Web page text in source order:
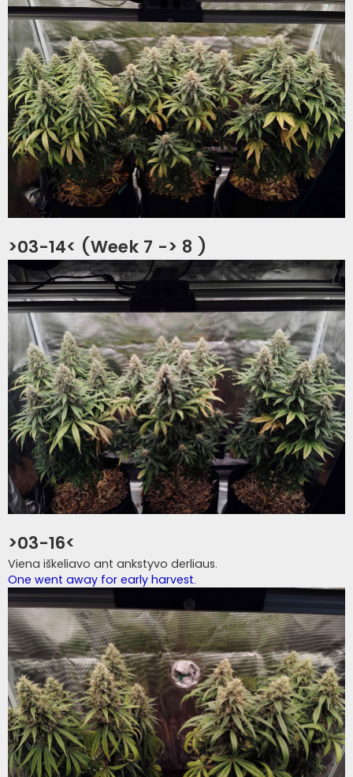
>03-14< (Week 7 -> 8 )
>03-16<
Viena iškeliavo ant ankstyvo derliaus.
One went away for early harvest.